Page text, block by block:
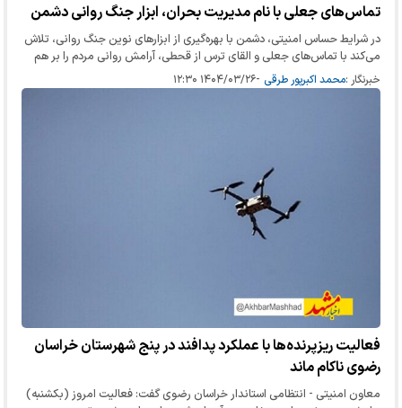
تماس‌های جعلی با نام مدیریت بحران، ابزار جنگ روانی دشمن
در شرایط حساس امنیتی، دشمن با بهره‌گیری از ابزارهای نوین جنگ روانی، تلاش
می‌کند با تماس‌های جعلی و القای ترس از قحطی، آرامش روانی مردم را بر هم
بزند؛ موضوعی که پلیس فتا نسبت به آن هشدار داد.
خبرنگار :محمد اکبرپور طرقی -۱۴۰۴/۰۳/۲۶ ۱۲:۳۰
فعالیت ریزپرنده‌ها با عملکرد پدافند در پنج شهرستان خراسان
رضوی ناکام ماند
معاون امنیتی - انتظامی استاندار خراسان رضوی گفت: فعالیت امروز (بکشنبه)